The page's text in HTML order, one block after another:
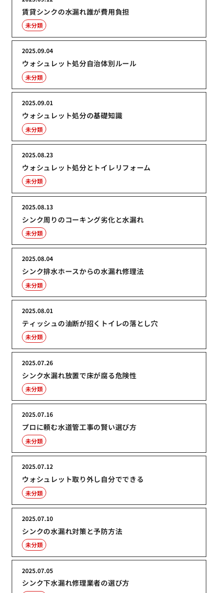
賃貸シンクの水漏れ誰が費用負担
未分類
ウォシュレット処分自治体別ルール
2025.09.04
未分類
ウォシュレット処分の基礎知識
2025.09.01
未分類
ウォシュレット処分とトイレリフォーム
2025.08.23
未分類
シンク周りのコーキング劣化と水漏れ
2025.08.13
未分類
シンク排水ホースからの水漏れ修理法
2025.08.04
未分類
ティッシュの油断が招くトイレの落とし穴
2025.08.01
未分類
シンク水漏れ放置で床が腐る危険性
2025.07.26
未分類
プロに頼む水道管工事の賢い選び方
2025.07.16
未分類
ウォシュレット取り外し自分でできる
2025.07.12
未分類
シンクの水漏れ対策と予防方法
2025.07.10
未分類
シンク下水漏れ修理業者の選び方
2025.07.05